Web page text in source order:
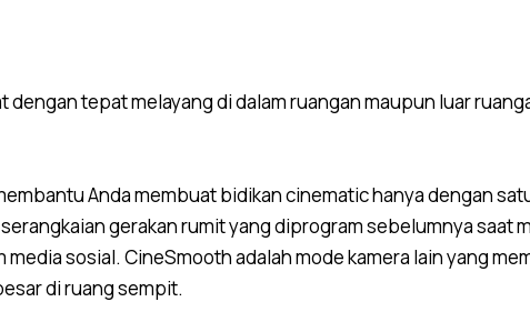
tepat melayang di dalam ruangan maupun luar
Anda membuat bidikan cinematic hanya dengan
gerakan rumit yang diprogram sebelumnya saat
sosial. CineSmooth adalah mode kamera lain yang
di ruang sempit.